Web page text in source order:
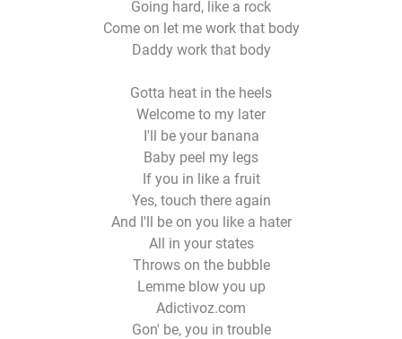
Going hard, like a rock
Come on let me work that body
Daddy work that body
Gotta heat in the heels
Welcome to my later
I'll be your banana
Baby peel my legs
If you in like a fruit
Yes, touch there again
And I'll be on you like a hater
All in your states
Throws on the bubble
Lemme blow you up
Adictivoz.com
Gon' be, you in trouble